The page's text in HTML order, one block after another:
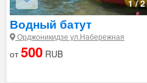
1/2
Водный батут
Орджоникидзе ул.Набережная
от500 RUB